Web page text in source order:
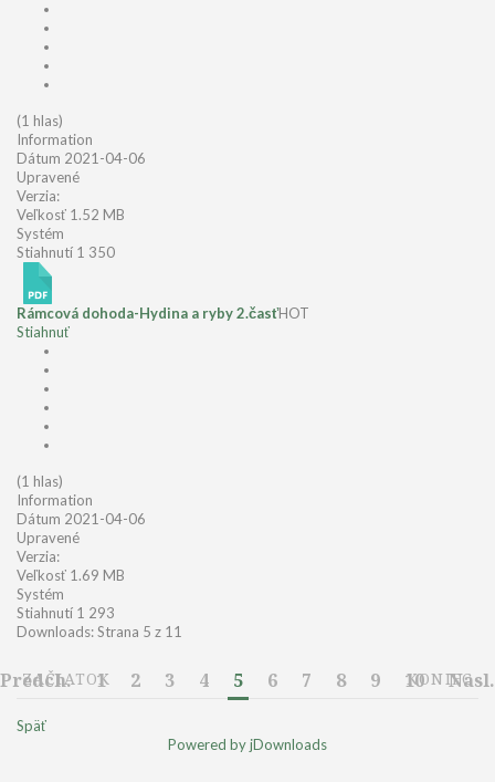
(1 hlas)
Information
Dátum 2021-04-06
Upravené
Verzia:
Veľkosť 1.52 MB
Systém
Stiahnutí 1 350
Rámcová dohoda-Hydina a ryby 2.časťHOT
Stiahnuť
(1 hlas)
Information
Dátum 2021-04-06
Upravené
Verzia:
Veľkosť 1.69 MB
Systém
Stiahnutí 1 293
Downloads: Strana 5 z 11
ZAČIATOK
Predch. 1 2 3 4 5 6 7 8 9 10 Nasl.
KONIEC
Späť
Powered by jDownloads